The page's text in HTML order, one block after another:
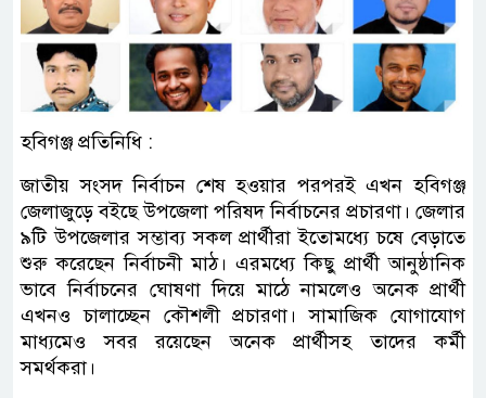
হবিগঞ্জ প্রতিনিধি :
জাতীয় সংসদ নির্বাচন শেষ হওয়ার পরপরই এখন হবিগঞ্জ
জেলাজুড়ে বইছে উপজেলা পরিষদ নির্বাচনের প্রচারণা। জেলার
৯টি উপজেলার সম্ভাব্য সকল প্রার্থীরা ইতোমধ্যে চষে বেড়াতে
শুরু করেছেন নির্বাচনী মাঠ। এরমধ্যে কিছু প্রার্থী আনুষ্ঠানিক
ভাবে নির্বাচনের ঘোষণা দিয়ে মাঠে নামলেও অনেক প্রার্থী
এখনও চালাচ্ছেন কৌশলী প্রচারণা। সামাজিক যোগাযোগ
মাধ্যমেও সবর রয়েছেন অনেক প্রার্থীসহ তাদের কর্মী
সমর্থকরা।